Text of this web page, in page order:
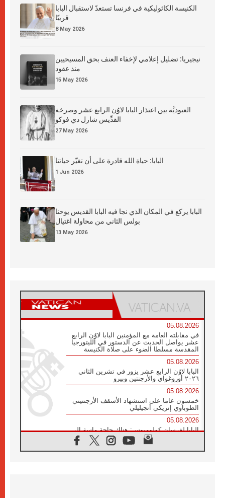
الكنيسة الكاثوليكية في فرنسا تستعدّ لاستقبال البابا
قريبًا
8 May 2026
نيجيريا: تضليل إعلامي لإخفاء العنف بحق المسيحيين
منذ عقود
15 May 2026
العبوديَّة بين اعتذار البابا لاوُن الرابع عشر وصرخة
القدِّيس شارل دي فوكو
27 May 2026
البابا: حياة الله قادرة على أن تغيّر حياتنا
1 Jun 2026
البابا يركع في المكان الذي نجا فيه البابا القديس يوحنا
بولس الثاني من محاولة اغتيال
13 May 2026
05.08.2026
في مقابلته العامة مع المؤمنين البابا لاوُن الرابع
عشر يواصل الحديث عن الدستور في الليتورجيا
المقدسة مسلطا الضوء على صلاة الكنيسة
05.08.2026
البابا لاوُن الرابع عشر يزور في تشرين الثاني
٢٠٢٦ أوروغواي والأرجنتين وبيرو
05.08.2026
خمسون عاما على استشهاد الأسقف الأرجنتيني
الطوباوي إنريكي أنجيليلي
05.08.2026
البابا لفرسان كولومبوس: هناك حاجة ماسة إلى
أنبياء تناغم يسعون إلى بناء الجسور
04.08.2026